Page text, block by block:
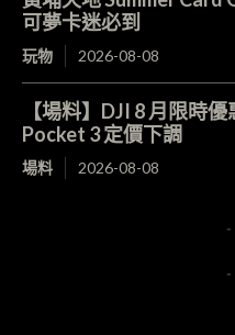
可夢卡迷必到
玩物 2026-08-08
【場料】DJI 8 月限時
Pocket 3 定價下調
場料 2026-08-08
-
-